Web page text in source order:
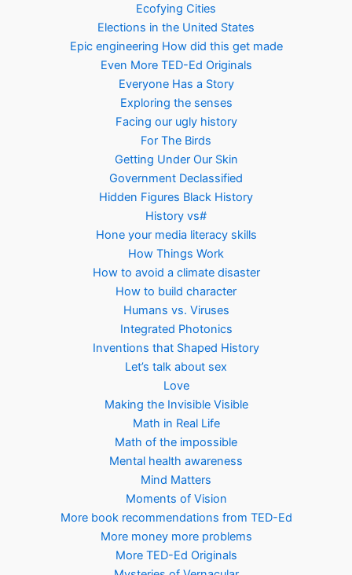
Ecofying Cities
Elections in the United States
Epic engineering How did this get made
Even More TED-Ed Originals
Everyone Has a Story
Exploring the senses
Facing our ugly history
For The Birds
Getting Under Our Skin
Government Declassified
Hidden Figures Black History
History vs#
Hone your media literacy skills
How Things Work
How to avoid a climate disaster
How to build character
Humans vs. Viruses
Integrated Photonics
Inventions that Shaped History
Let’s talk about sex
Love
Making the Invisible Visible
Math in Real Life
Math of the impossible
Mental health awareness
Mind Matters
Moments of Vision
More book recommendations from TED-Ed
More money more problems
More TED-Ed Originals